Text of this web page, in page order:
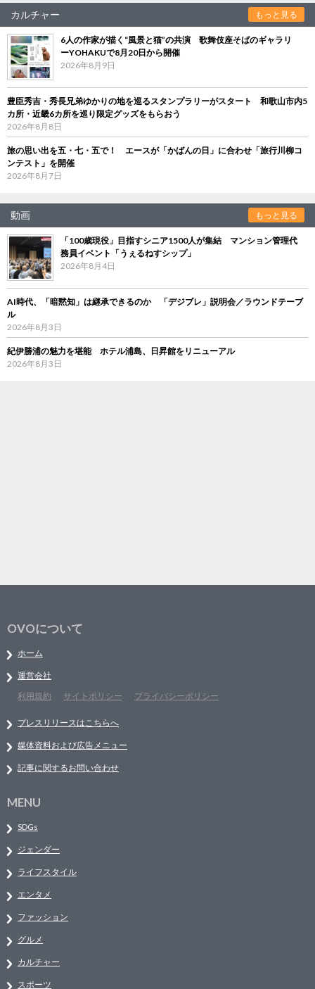
カルチャー もっと見る
6人の作家が描く“風景と猫”の共演 歌舞伎座そばのギャラリ
ーYOHAKUで8月20日から開催
2026年8月9日
豊臣秀吉・秀長兄弟ゆかりの地を巡るスタンプラリーがスタート 和歌山市内5
カ所・近畿6カ所を巡り限定グッズをもらおう
2026年8月8日
旅の思い出を五・七・五で！ エースが「かばんの日」に合わせ「旅行川柳コ
ンテスト」を開催
2026年8月7日
動画 もっと見る
「100歳現役」目指すシニア1500人が集結 マンション管理代
務員イベント「うぇるねすシップ」
2026年8月4日
AI時代、「暗黙知」は継承できるのか 「デジブレ」説明会／ラウンドテーブ
ル
2026年8月3日
紀伊勝浦の魅力を堪能 ホテル浦島、日昇館をリニューアル
2026年8月3日
OVOについて
ホーム
運営会社
利用規約
サイトポリシー プライバシーポリシー
プレスリリースはこちらへ
媒体資料および広告メニュー
記事に関するお問い合わせ
MENU
SDGs
ジェンダー
ライフスタイル
エンタメ
ファッション
グルメ
カルチャー
スポーツ